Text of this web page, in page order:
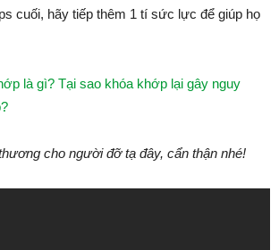
cuối, hãy tiếp thêm 1 tí sức lực để giúp họ
là gì? Tại sao khóa khớp lại gây nguy
cho người đỡ tạ đây, cẩn thận nhé!